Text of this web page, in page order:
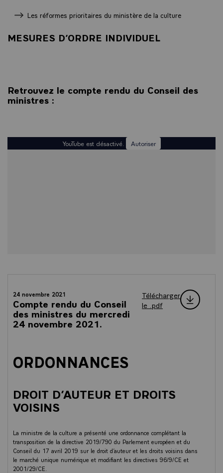
Les réformes prioritaires du ministère de la culture
MESURES D’ORDRE INDIVIDUEL
Retrouvez le compte rendu du Conseil des
ministres :
YouTube est désactivé. Autoriser
24 novembre 2021
Compte rendu du Conseil
des ministres du mercredi
24 novembre 2021.
Télécharger
le .pdf
ORDONNANCES
DROIT D’AUTEUR ET DROITS
VOISINS
La ministre de la culture a présenté une ordonnance complétant la
transposition de la directive 2019/790 du Parlement européen et du
Conseil du 17 avril 2019 sur le droit d’auteur et les droits voisins dans
le marché unique numérique et modifiant les directives 96/9/CE et
2001/29/CE.